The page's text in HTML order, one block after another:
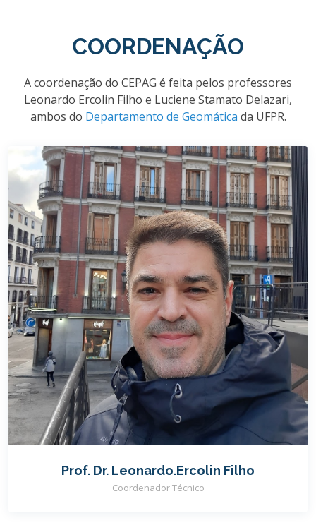
COORDENAÇÃO
A coordenação do CEPAG é feita pelos professores
Leonardo Ercolin Filho e Luciene Stamato Delazari,
ambos do Departamento de Geomática da UFPR.
Prof. Dr. Leonardo.Ercolin Filho
Coordenador Técnico